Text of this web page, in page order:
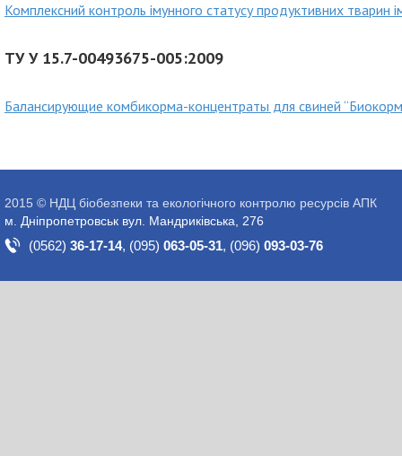
Комплексний контроль імунного статусу продуктивних тварин
ТУ У 15.7-00493675-005:2009
Балансирующие комбикорма-концентраты для свиней
2015 © НДЦ біобезпеки та екологічного контролю ресурсів АПК
м. Дніпропетровськ вул. Мандриківська, 276
(0562) 36-17-14, (095) 063-05-31, (096) 093-03-76